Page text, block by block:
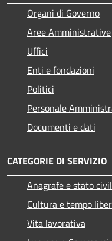
Organi di Governo
Aree Amministrative
Uffici
Enti e fondazioni
Politici
Personale
Documenti e dati
CATEGORIE DI SERVIZIO
Anagrafe e stato
Cultura e tempo
Vita lavorativa